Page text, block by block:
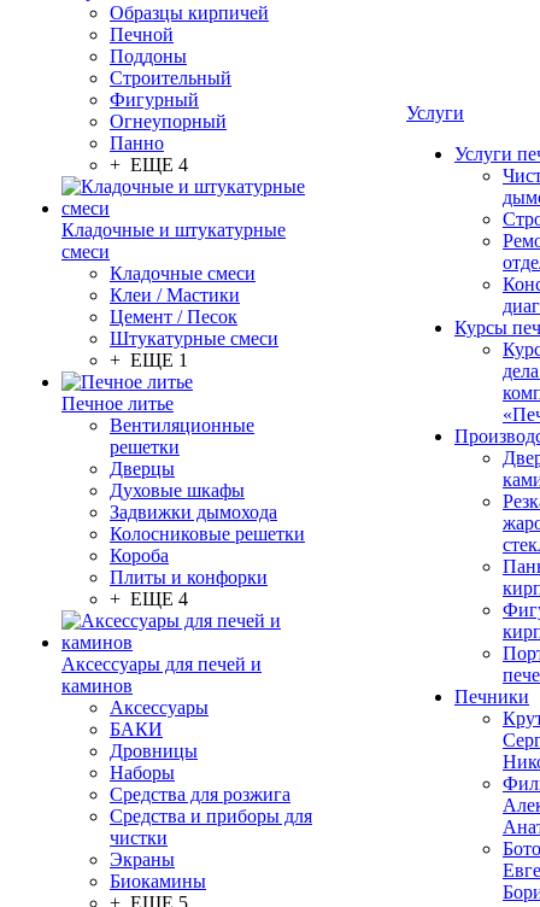
Образцы кирпичей
Печной
Поддоны
Строительный
Фигурный
Огнеупорный
Панно
+ ЕЩЕ 4
Кладочные и штукатурные
смеси
Кладочные смеси
Клеи / Мастики
Цемент / Песок
Штукатурные смеси
+ ЕЩЕ 1
Печное литье
Вентиляционные
решетки
Дверцы
Духовые шкафы
Задвижки дымохода
Колосниковые решетки
Короба
Плиты и конфорки
+ ЕЩЕ 4
Аксессуары для печей и
каминов
Аксессуары
БАКИ
Дровницы
Наборы
Средства для розжига
Средства и приборы для
чистки
Экраны
Биокамины
+ ЕЩЕ 5
Услуги
Услуги
Курсы
Печники